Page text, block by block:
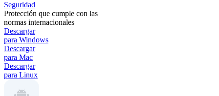
Seguridad
Protección que cumple con las
normas internacionales
Descargar
para Windows
Descargar
para Mac
Descargar
para Linux